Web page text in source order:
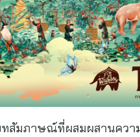
สัมภาษณ์ที่ผสมผสานควา